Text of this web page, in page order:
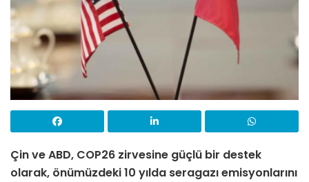
Çin ve ABD, COP26 zirvesine güçlü bir destek
olarak, önümüzdeki 10 yılda seragazı emisyonlarını